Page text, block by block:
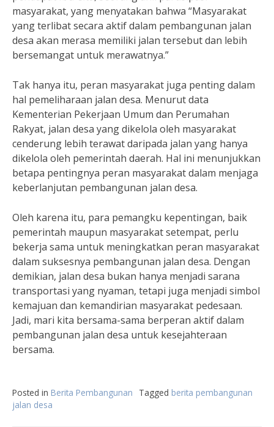
masyarakat, yang menyatakan bahwa “Masyarakat
yang terlibat secara aktif dalam pembangunan jalan
desa akan merasa memiliki jalan tersebut dan lebih
bersemangat untuk merawatnya.”
Tak hanya itu, peran masyarakat juga penting dalam
hal pemeliharaan jalan desa. Menurut data
Kementerian Pekerjaan Umum dan Perumahan
Rakyat, jalan desa yang dikelola oleh masyarakat
cenderung lebih terawat daripada jalan yang hanya
dikelola oleh pemerintah daerah. Hal ini menunjukkan
betapa pentingnya peran masyarakat dalam menjaga
keberlanjutan pembangunan jalan desa.
Oleh karena itu, para pemangku kepentingan, baik
pemerintah maupun masyarakat setempat, perlu
bekerja sama untuk meningkatkan peran masyarakat
dalam suksesnya pembangunan jalan desa. Dengan
demikian, jalan desa bukan hanya menjadi sarana
transportasi yang nyaman, tetapi juga menjadi simbol
kemajuan dan kemandirian masyarakat pedesaan.
Jadi, mari kita bersama-sama berperan aktif dalam
pembangunan jalan desa untuk kesejahteraan
bersama.
Posted in Berita Pembangunan Tagged berita pembangunan
jalan desa